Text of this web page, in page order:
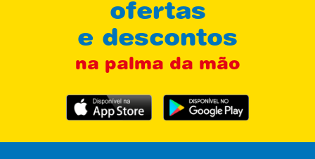
ofertas
e descontos
na palma da mão